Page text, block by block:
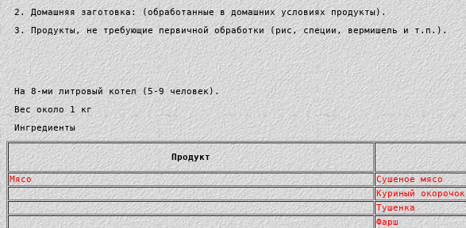
2. Домашняя заготовка: (обработанные в домашних условиях продукты).
3. Продукты, не требующие первичной обработки (рис, специи, вермишель и т.п.).
На 8-ми литровый котел (5-9 человек).
Вес около 1 кг
Ингредиенты
Продукт
Мясо Сушеное мясо
Куриный окорочок
Тушенка
Фарш